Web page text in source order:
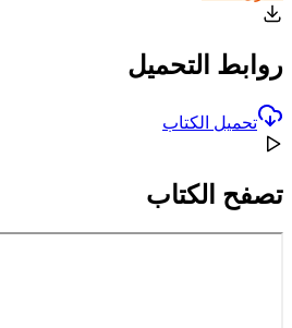
روابط التحميل
تحميل الكتاب
تصفح الكتاب